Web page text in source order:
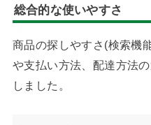
総合的な使いやすさ
商品の探しやすさ(検索機
や支払い方法、配達方法
しました。